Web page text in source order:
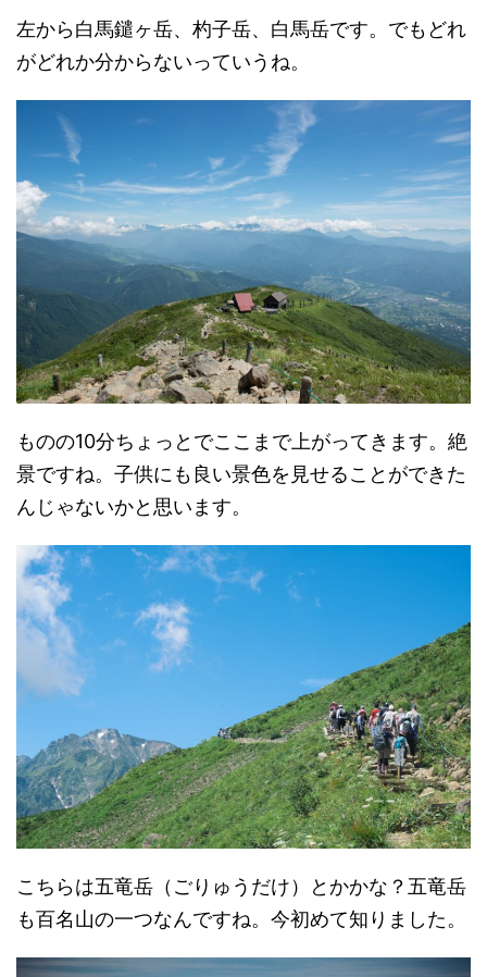
左から白馬鑓ヶ岳、杓子岳、白馬岳です。でもどれ
がどれか分からないっていうね。
ものの10分ちょっとでここまで上がってきます。絶
景ですね。子供にも良い景色を見せることができた
んじゃないかと思います。
こちらは五竜岳（ごりゅうだけ）とかかな？五竜岳
も百名山の一つなんですね。今初めて知りました。